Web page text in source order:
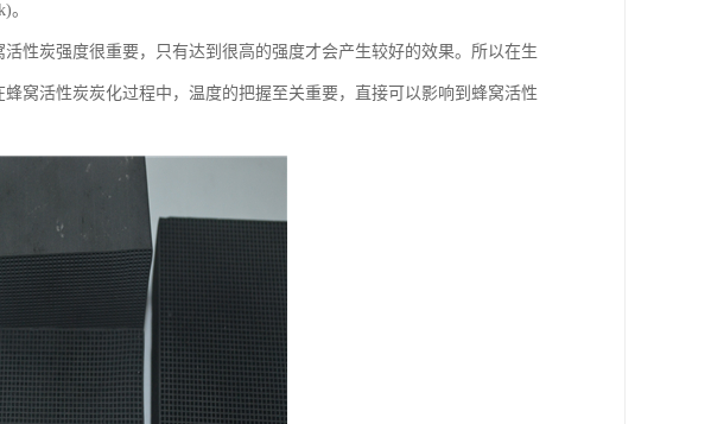
。
性炭强度很重要，只有达到很高的强度才会产生较好的效果。所以在生
窝活性炭炭化过程中，温度的把握至关重要，直接可以影响到蜂窝活性